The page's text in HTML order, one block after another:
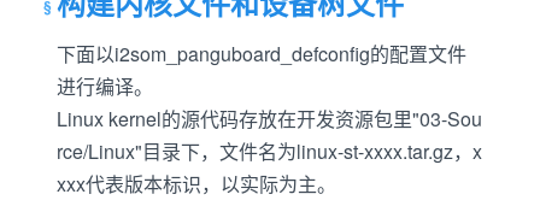
下面以i2som_panguboard_defconfig的配置文件
进行编译。
Linux kernel的源代码存放在开发资源包里"03-Sou
rce/Linux"目录下，文件名为linux-st-xxxx.tar.gz，x
xxx代表版本标识，以实际为主。